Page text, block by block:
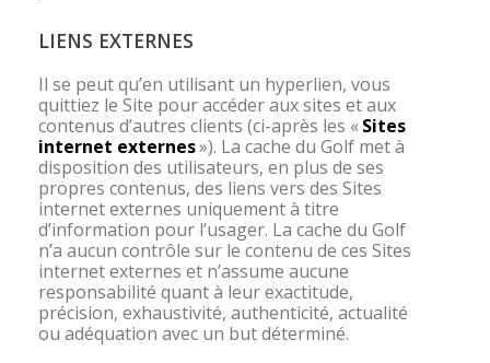
LIENS EXTERNES
Il se peut qu’en utilisant un hyperlien, vous
quittiez le Site pour accéder aux sites et aux
contenus d’autres clients (ci-après les «Sites
internet externes»). La cache du Golf met à
disposition des utilisateurs, en plus de ses
propres contenus, des liens vers des Sites
internet externes uniquement à titre
d’information pour l’usager. La cache du Golf
n’a aucun contrôle sur le contenu de ces Sites
internet externes et n’assume aucune
responsabilité quant à leur exactitude,
précision, exhaustivité, authenticité, actualité
ou adéquation avec un but déterminé.